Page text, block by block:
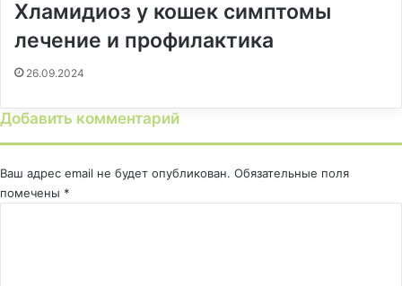
Хламидиоз у кошек симптомы
лечение и профилактика
26.09.2024
Добавить комментарий
Ваш адрес email не будет опубликован. Обязательные поля
помечены *